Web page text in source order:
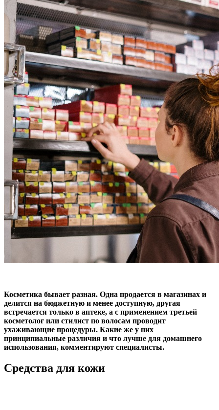
Косметика бывает разная. Одна продается в магазинах и
делится на бюджетную и менее доступную, другая
встречается только в аптеке, а с применением третьей
косметолог или стилист по волосам проводит
ухаживающие процедуры. Какие же у них
принципиальные различия и что лучше для домашнего
использования, комментируют специалисты.
Средства для кожи